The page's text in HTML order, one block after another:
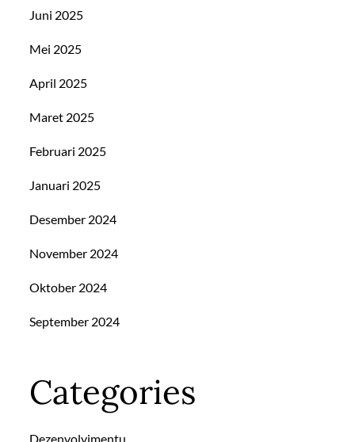
Juni 2025
Mei 2025
April 2025
Maret 2025
Februari 2025
Januari 2025
Desember 2024
November 2024
Oktober 2024
September 2024
Categories
Dezenvolvimentu